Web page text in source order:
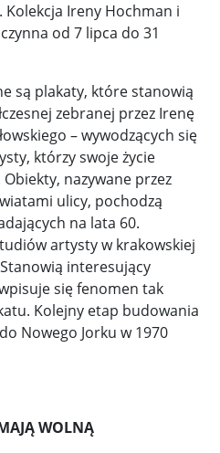
Kolekcja Ireny Hochman i
od 7 lipca do 31
są plakaty, które stanowią
zebranej przez Irenę
– wywodzących się
którzy swoje życie
nazywane przez
ulicy, pochodzą
na lata 60.
artysty w krakowskiej
interesujący
się fenomen tak
Kolejny etap budowania
Nowego Jorku w 1970
WOLNĄ